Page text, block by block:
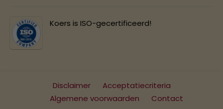
Koers is ISO-gecertificeerd!
Disclaimer
Acceptatiecriteria
Algemene voorwaarden
Contact